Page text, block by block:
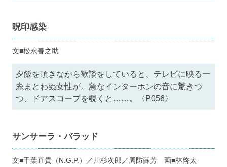
呪印感染
文■松永春之助
夕飯を頂きながら歓談をしていると、テレビに映る一
糸まとわぬ女性が。急なインターホンの音に驚きつ
つ、ドアスコープを覗くと……。〈P056〉
サンサーラ・バラッド
文■千葉直貴（N.G.P.）／川杉次郎／周防蘇芳 画■林啓太